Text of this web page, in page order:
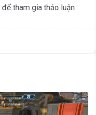
để tham gia thảo luận